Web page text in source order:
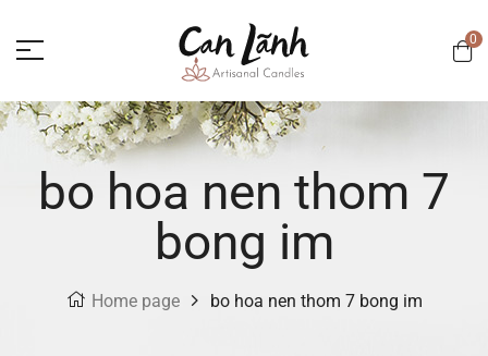
0
bo hoa nen thom 7
bong im
Home page bo hoa nen thom 7 bong im